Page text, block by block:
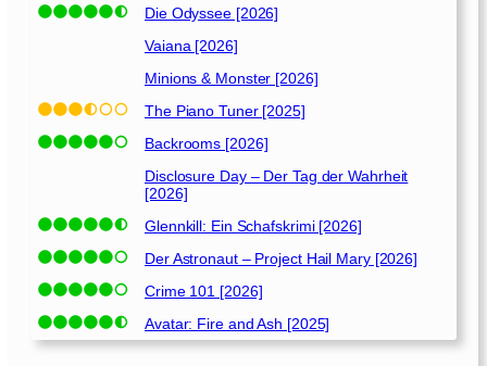
Die Odyssee [2026]
Vaiana [2026]
Minions & Monster [2026]
The Piano Tuner [2025]
Backrooms [2026]
Disclosure Day – Der Tag der Wahrheit
[2026]
Glennkill: Ein Schafskrimi [2026]
Der Astronaut – Project Hail Mary [2026]
Crime 101 [2026]
Avatar: Fire and Ash [2025]